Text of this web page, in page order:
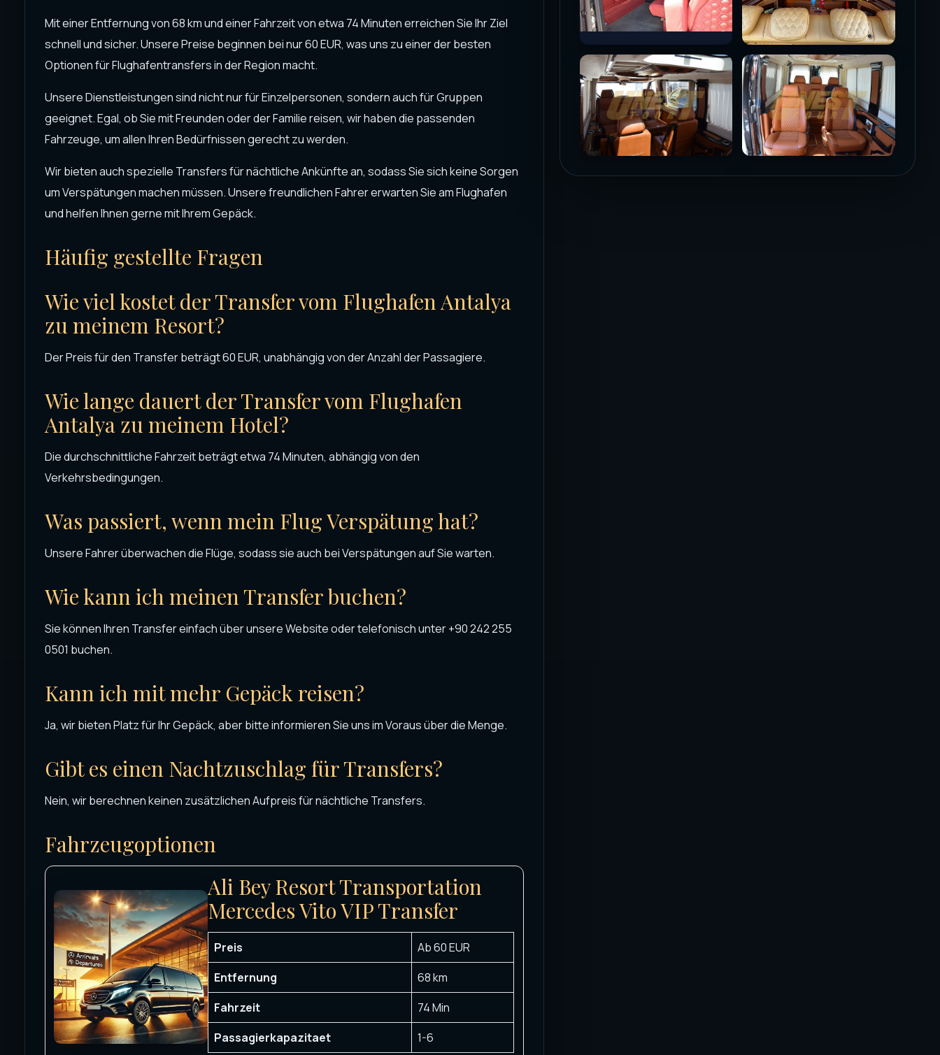
Mit einer Entfernung von 68 km und einer Fahrzeit von etwa 74 Minuten erreichen Sie Ihr Ziel
schnell und sicher. Unsere Preise beginnen bei nur 60 EUR, was uns zu einer der besten
Optionen für Flughafentransfers in der Region macht.
Unsere Dienstleistungen sind nicht nur für Einzelpersonen, sondern auch für Gruppen
geeignet. Egal, ob Sie mit Freunden oder der Familie reisen, wir haben die passenden
Fahrzeuge, um allen Ihren Bedürfnissen gerecht zu werden.
Wir bieten auch spezielle Transfers für nächtliche Ankünfte an, sodass Sie sich keine Sorgen
um Verspätungen machen müssen. Unsere freundlichen Fahrer erwarten Sie am Flughafen
und helfen Ihnen gerne mit Ihrem Gepäck.
Häufig gestellte Fragen
Wie viel kostet der Transfer vom Flughafen Antalya
zu meinem Resort?
Der Preis für den Transfer beträgt 60 EUR, unabhängig von der Anzahl der Passagiere.
Wie lange dauert der Transfer vom Flughafen
Antalya zu meinem Hotel?
Die durchschnittliche Fahrzeit beträgt etwa 74 Minuten, abhängig von den
Verkehrsbedingungen.
Was passiert, wenn mein Flug Verspätung hat?
Unsere Fahrer überwachen die Flüge, sodass sie auch bei Verspätungen auf Sie warten.
Wie kann ich meinen Transfer buchen?
Sie können Ihren Transfer einfach über unsere Website oder telefonisch unter +90 242 255
0501 buchen.
Kann ich mit mehr Gepäck reisen?
Ja, wir bieten Platz für Ihr Gepäck, aber bitte informieren Sie uns im Voraus über die Menge.
Gibt es einen Nachtzuschlag für Transfers?
Nein, wir berechnen keinen zusätzlichen Aufpreis für nächtliche Transfers.
Fahrzeugoptionen
Ali Bey Resort Transportation
Mercedes Vito VIP Transfer
Preis
Ab 60 EUR
Entfernung
68 km
Fahrzeit
74 Min
Passagierkapazitaet
1-6